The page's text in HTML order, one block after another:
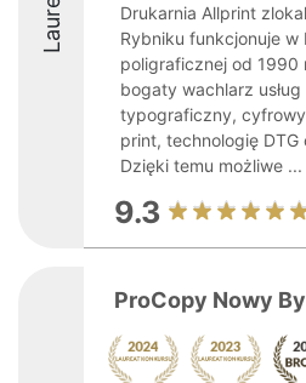
Drukarnia Allprint
Rybniku funkcjonuje w
poligraficznej od 1990
bogaty wachlarz
typograficzny,
print, technologię DTG
Dzięki temu możliwe ...
9.3
ProCopy Nowy